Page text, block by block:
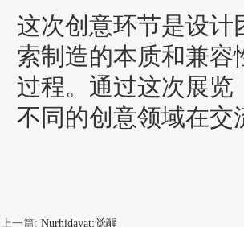
这次创意环节是设计
索制造的本质和兼容
过程。通过这次展览
不同的创意领域在交
上一篇: Nurhidayat:觉醒